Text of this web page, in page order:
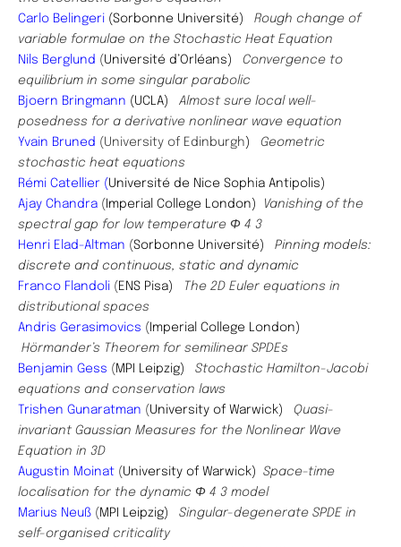
Carlo Belingeri (Sorbonne Université) Rough change of
variable formulae on the Stochastic Heat Equation
Nils Berglund ( Université d’Orléans)
Convergence to
equilibrium in some singular parabolic
Bjoern Bringmann (UCLA)
Almost sure local well-
posedness for a derivative nonlinear wave equation
Yvain Bruned (University of Edinburgh ) Geometric
stochastic heat equations
Rémi Catellier ( Université de Nice Sophia Antipolis)
Ajay Chandra ( Imperial College London)
Vanishing of the
spectral gap for low temperature Φ 4 3
Henri ​ Elad-Altman (Sorbonne Université) Pinning models:
discrete and continuous, static and dynamic
Franco Flandoli ( ENS Pisa)
The 2D Euler equations in
distributional spaces
​Andris Gerasimovics ( Imperial College London)
Hörmander’s Theorem for semilinear SPDEs
Benjamin Gess ( MPI Leipzig) Stochastic Hamilton-Jacobi
equations and conservation laws
​Trishen Gunaratman ( University of Warwick) Quasi-
invariant Gaussian Measures for the Nonlinear Wave
Equation in 3D
​Augustin Moinat ( University of Warwick) Space-time
localisation for the dynamic Φ 4 3 model
Marius Neuß ( MPI Leipzig) Singular-degenerate SPDE in
self-organised criticality